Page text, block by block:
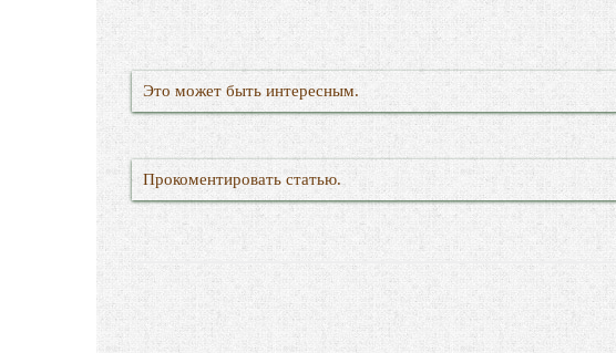
Это может быть интересным.
Прокоментировать статью.